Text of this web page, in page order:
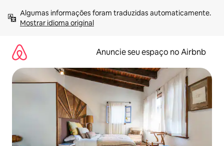
para
Mostrar idioma original
Anuncie seu espaço no Airbnb